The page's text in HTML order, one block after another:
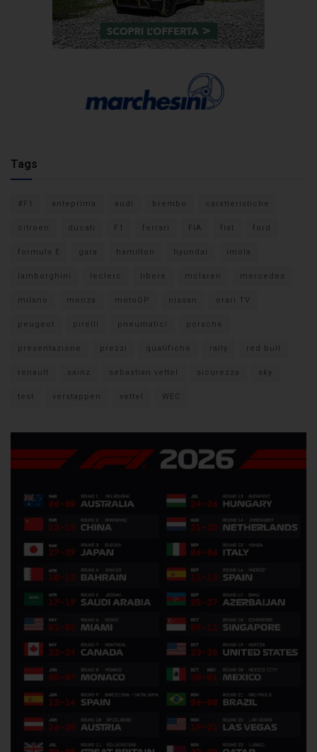
Tags
#F1 anteprima audi brembo caratteristiche
citroen ducati F1 ferrari FIA fiat ford
formula E gara hamilton hyundai imola
lamborghini leclerc libere mclaren mercedes
milano monza motoGP nissan orari TV
peugeot pirelli pneumatici porsche
presentazione prezzi qualifiche rally red bull
renault sainz sebastian vettel sicurezza sky
test verstappen vettel WEC